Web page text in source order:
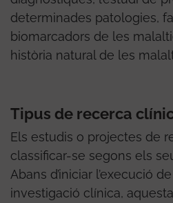
determinades patologies,
biomarcadors de les
història natural de les
Tipus de recerca
Els estudis o projectes de
classificar-se segons els
Abans d’iniciar l’execució
investigació clínica,